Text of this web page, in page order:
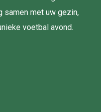
samen met uw gezin,
voetbal avond.